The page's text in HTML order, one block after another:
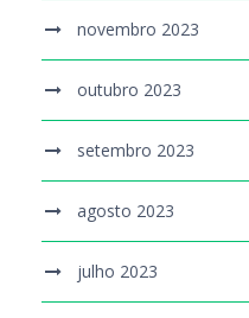
novembro 2023
outubro 2023
setembro 2023
agosto 2023
julho 2023